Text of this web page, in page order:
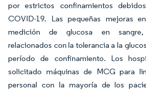
por estrictos confinamientos
COVID-19. Las pequeñas mejoras
medición de glucosa en sangre,
relacionados con la tolerancia a la
período de confinamiento. Los
solicitado máquinas de MCG para
personal con la mayoría de los